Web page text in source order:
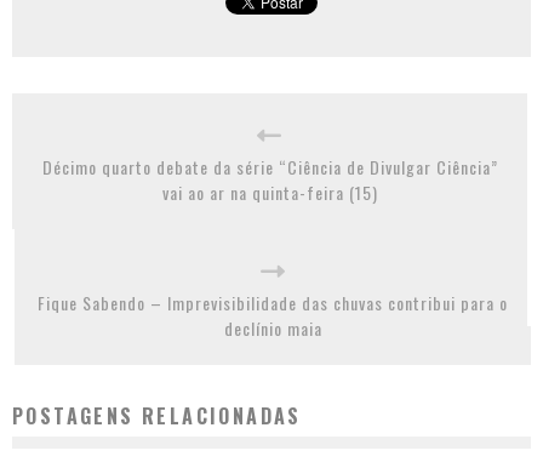
Décimo quarto debate da série “Ciência de Divulgar Ciência”
vai ao ar na quinta-feira (15)
Fique Sabendo – Imprevisibilidade das chuvas contribui para o
declínio maia
POSTAGENS RELACIONADAS